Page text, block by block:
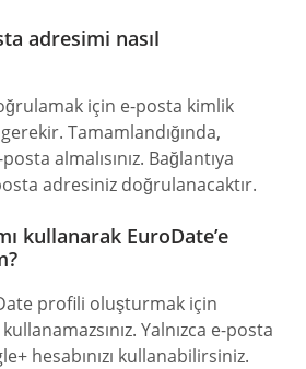
adresimi nasıl
için e-posta kimlik
Tamamlandığında,
almalısınız. Bağlantıya
adresiniz doğrulanacaktır.
kullanarak EuroDate’e
profili oluşturmak için
Yalnızca e-posta
hesabınızı kullanabilirsiniz.